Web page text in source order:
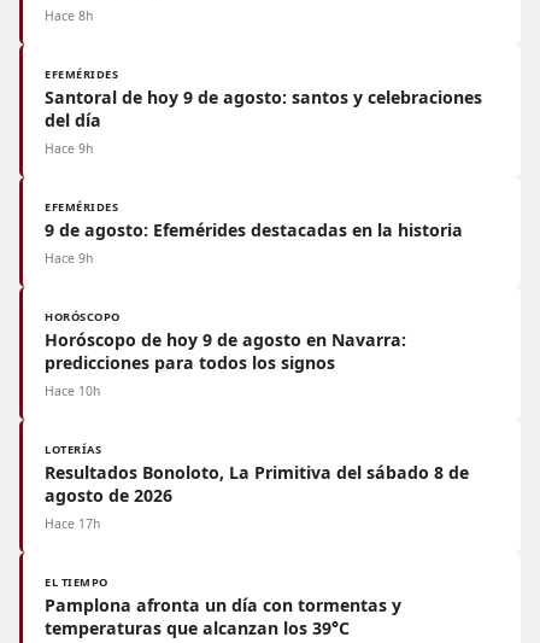
Hace 8h
EFEMÉRIDES
Santoral de hoy 9 de agosto: santos y celebraciones
del día
Hace 9h
EFEMÉRIDES
9 de agosto: Efemérides destacadas en la historia
Hace 9h
HORÓSCOPO
Horóscopo de hoy 9 de agosto en Navarra:
predicciones para todos los signos
Hace 10h
LOTERÍAS
Resultados Bonoloto, La Primitiva del sábado 8 de
agosto de 2026
Hace 17h
EL TIEMPO
Pamplona afronta un día con tormentas y
temperaturas que alcanzan los 39°C